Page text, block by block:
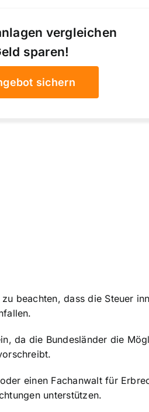
vergleichen
sparen!
sichern
beachten, dass die Steuer
da die Bundesländer die
einen Fachanwalt für
unterstützen.